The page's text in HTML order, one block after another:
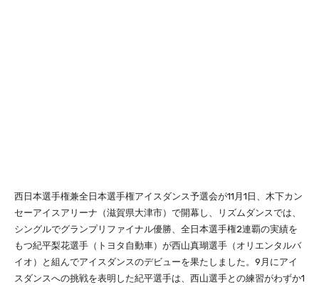
西日本選手権兼全日本選手権アイスダンス予選会が11月1日、木下カン
セーアイスアリーナ（滋賀県大津市）で開幕し、リズムダンスでは、
シングルでグランプリファイナル優勝、全日本選手権2連覇の実績を
もつ紀平梨花選手（トヨタ自動車）が西山真瑚選手（オリエンタルバ
イオ）と組んでアイスダンスのデビューを果たしました。9月にアイ
スダンスへの挑戦を表明した紀平選手は、西山選手との練習がわずか1